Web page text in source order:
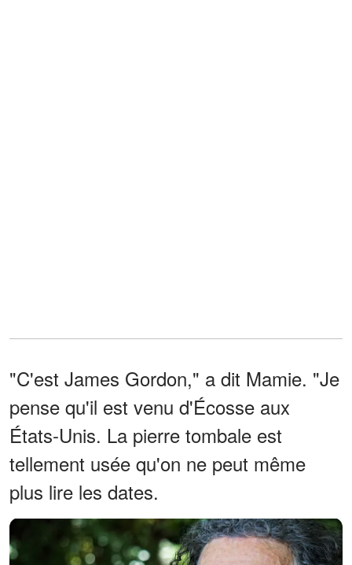
"C'est James Gordon," a dit Mamie. "Je
pense qu'il est venu d'Écosse aux
États-Unis. La pierre tombale est
tellement usée qu'on ne peut même
plus lire les dates.